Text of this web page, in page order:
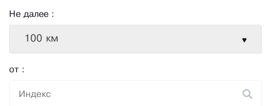
Не далее :
100 км
от :